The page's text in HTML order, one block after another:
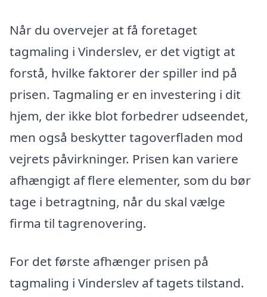
Når du overvejer at få foretaget
tagmaling i Vinderslev, er det vigtigt at
forstå, hvilke faktorer der spiller ind på
prisen. Tagmaling er en investering i dit
hjem, der ikke blot forbedrer udseendet,
men også beskytter tagoverfladen mod
vejrets påvirkninger. Prisen kan variere
afhængigt af flere elementer, som du bør
tage i betragtning, når du skal vælge
firma til tagrenovering.
For det første afhænger prisen på
tagmaling i Vinderslev af tagets tilstand.